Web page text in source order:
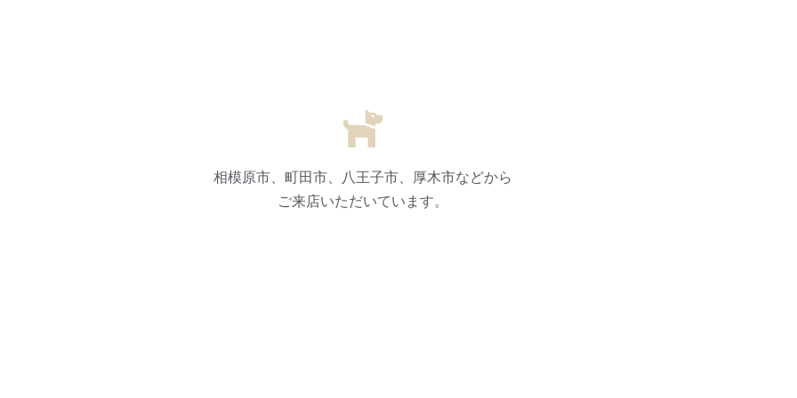
相模原市、町田市、八王子市、厚木市などから
ご来店いただいています。